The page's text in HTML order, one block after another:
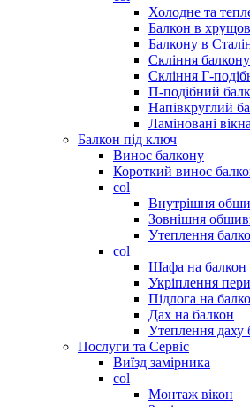
Холодне та
Балкон в
Балкону в
Скління
Скління Г-
П-подібний
Напівкруглий
Ламіновані
Балкон під ключ
Винос балкону
Короткий винос
col
Внутрішня
Зовнішня
Утеплення
col
Шафа на балкон
Укріплення
Підлога на
Дах на балкон
Утеплення даху
Послуги та Сервіс
Виїзд замірника
col
Монтаж вікон